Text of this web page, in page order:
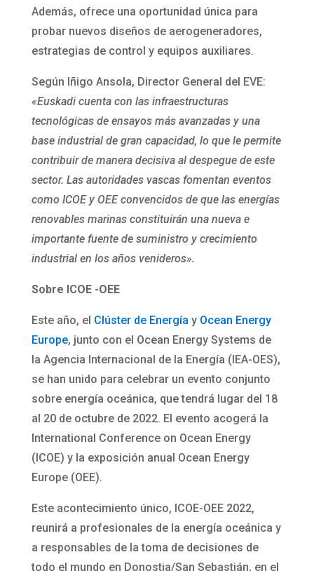
Además, ofrece una oportunidad única para
probar nuevos diseños de aerogeneradores,
estrategias de control y equipos auxiliares.
Según Iñigo Ansola, Director General del EVE:
«Euskadi cuenta con las infraestructuras
tecnológicas de ensayos más avanzadas y una
base industrial de gran capacidad, lo que le permite
contribuir de manera decisiva al despegue de este
sector. Las autoridades vascas fomentan eventos
como ICOE y OEE convencidos de que las energías
renovables marinas constituirán una nueva e
importante fuente de suministro y crecimiento
industrial en los años venideros».
Sobre ICOE -OEE
Este año, el Clúster de Energía y Ocean Energy
Europe, junto con el Ocean Energy Systems de
la Agencia Internacional de la Energía (IEA-OES),
se han unido para celebrar un evento conjunto
sobre energía oceánica, que tendrá lugar del 18
al 20 de octubre de 2022. El evento acogerá la
International Conference on Ocean Energy
(ICOE) y la exposición anual Ocean Energy
Europe (OEE).
Este acontecimiento único, ICOE-OEE 2022,
reunirá a profesionales de la energía oceánica y
a responsables de la toma de decisiones de
todo el mundo en Donostia/San Sebastián, en el